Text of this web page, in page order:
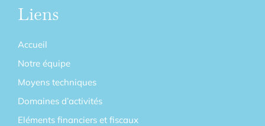
Liens
Accueil
Notre équipe
Moyens techniques
Domaines d’activités
Eléments financiers et fiscaux